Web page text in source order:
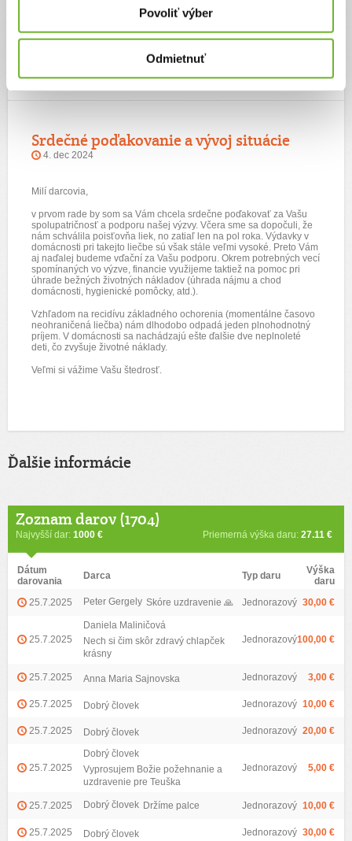
Povoliť výber
Odmietnuť
čakať. Ďakujem krásne za vašu pomoc, s pozdravom Theuškova
Srdečné poďakovanie a vývoj situácie
4. dec 2024
Milí darcovia,
v prvom rade by som sa Vám chcela srdečne poďakovať za Vašu
spolupatričnosť a podporu našej výzvy. Včera sme sa dopočuli, že
nám schválila poisťovňa liek, no zatiaľ len na pol roka. Výdavky v
domácnosti pri takejto liečbe sú však stále veľmi vysoké. Preto Vám
aj naďalej budeme vďační za Vašu podporu. Okrem potrebných vecí
spomínaných vo výzve, financie využijeme taktiež na pomoc pri
úhrade bežných životných nákladov (úhrada nájmu a chod
domácnosti, hygienické pomôcky, atd.).
Vzhľadom na recidívu základného ochorenia (momentálne časovo
neohraničená liečba) nám dlhodobo odpadá jeden plnohodnotný
príjem. V domácnosti sa nachádzajú ešte ďalšie dve neplnoleté
deti, čo zvyšuje životné náklady.
Veľmi si vážime Vašu štedrosť.
Ďalšie informácie
Zoznam darov (1704)
Najvyšší dar: 1000 € Priemerná výška daru: 27.11 €
Dátum
darovania
Darca Typ daru
Výška
daru
25.7.2025
Peter Gergely Skóre uzdravenie 🙏 Jednorazový 30,00 €
25.7.2025
Daniela Maliničová
Nech si čim skôr zdravý chlapček
krásny
Jednorazový100,00 €
25.7.2025 Anna Maria Sajnovska Jednorazový 3,00 €
25.7.2025 Dobrý človek Jednorazový 10,00 €
25.7.2025 Dobrý človek Jednorazový 20,00 €
25.7.2025
Dobrý človek
Vyprosujem Božie požehnanie a
uzdravenie pre Teuška
Jednorazový 5,00 €
25.7.2025 Dobrý človek Držíme palce Jednorazový 10,00 €
25.7.2025 Dobrý človek Jednorazový 30,00 €